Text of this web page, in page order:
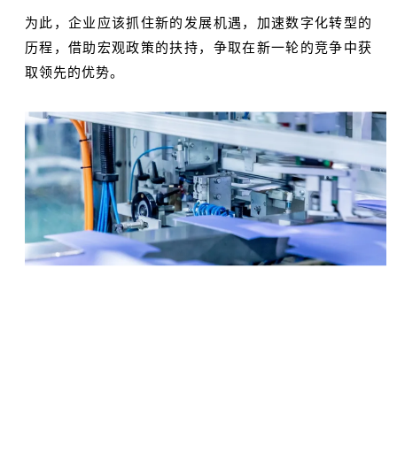
为此，企业应该抓住新的发展机遇，加速数字化转型的
历程，借助宏观政策的扶持，争取在新一轮的竞争中获
取领先的优势。